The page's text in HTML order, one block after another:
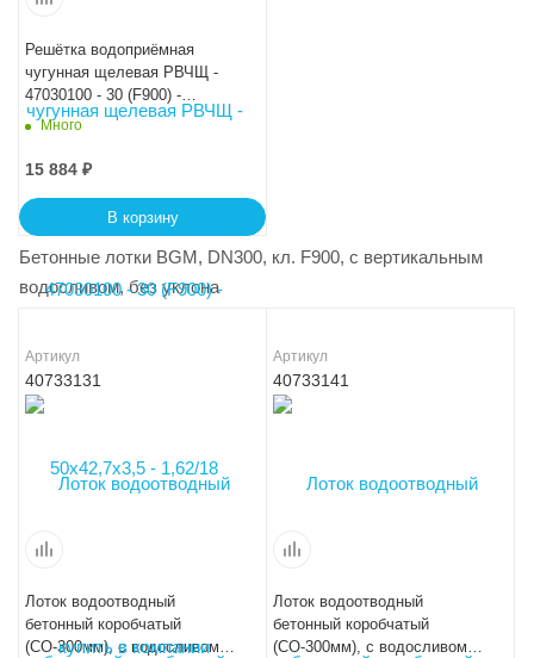
Решётка водоприёмная
чугунная щелевая РВЧЩ -
47030100 - 30 (F900) -
50x42,7x3,5 - 1,62/18
Много
15 884 ₽
В корзину
Бетонные лотки BGM, DN300, кл. F900, с вертикальным
водосливом, без уклона
Артикул
40733131
Лоток водоотводный
бетонный коробчатый
(СО-300мм), с водосливом
Артикул
40733141
Лоток водоотводный
бетонный коробчатый
(СО-300мм), с водосливом